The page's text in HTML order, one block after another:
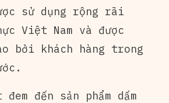
sử dụng rộng rãi
Việt Nam và được
bởi khách hàng trong
đến sản phẩm dấm